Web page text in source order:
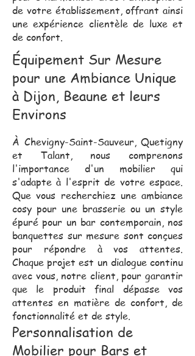
de votre établissement, offrant ainsi
une expérience clientèle de luxe et
de confort.
Équipement Sur Mesure
pour une Ambiance Unique
à Dijon, Beaune et leurs
Environs
À Chevigny-Saint-Sauveur, Quetigny
et Talant, nous comprenons
l'importance d'un mobilier qui
s'adapte à l'esprit de votre espace.
Que vous recherchiez une ambiance
cosy pour une brasserie ou un style
épuré pour un bar contemporain, nos
banquettes sur mesure sont conçues
pour répondre à vos attentes.
Chaque projet est un dialogue continu
avec vous, notre client, pour garantir
que le produit final dépasse vos
attentes en matière de confort, de
fonctionnalité et de style.
Personnalisation de
Mobilier pour Bars et